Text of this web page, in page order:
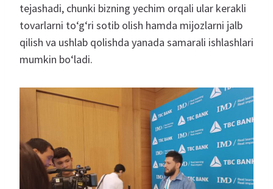
tejashadi, chunki bizning yechim orqali ular kerakli
tovarlarni to‘g‘ri sotib olish hamda mijozlarni jalb
qilish va ushlab qolishda yanada samarali ishlashlari
mumkin bo‘ladi.